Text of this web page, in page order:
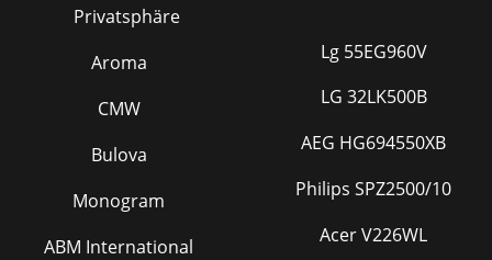
Privatsphäre
Aroma
CMW
Bulova
Monogram
ABM International
Lg 55EG960V
LG 32LK500B
AEG HG694550XB
Philips SPZ2500/10
Acer V226WL